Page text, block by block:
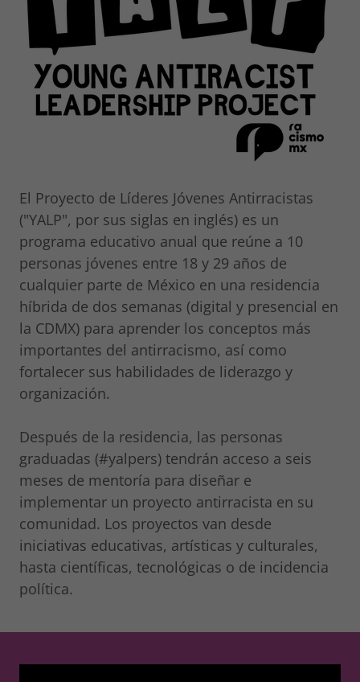
El Proyecto de Líderes Jóvenes Antirracistas
("YALP", por sus siglas en inglés) es un
programa educativo anual que reúne a 10
personas jóvenes entre 18 y 29 años de
cualquier parte de México en una residencia
híbrida de dos semanas (digital y presencial en
la CDMX) para aprender los conceptos más
importantes del antirracismo, así como
fortalecer sus habilidades de liderazgo y
organización.
Después de la residencia, las personas
graduadas (#yalpers) tendrán acceso a seis
meses de mentoría para diseñar e
implementar un proyecto antirracista en su
comunidad. Los proyectos van desde
iniciativas educativas, artísticas y culturales,
hasta científicas, tecnológicas o de incidencia
política.